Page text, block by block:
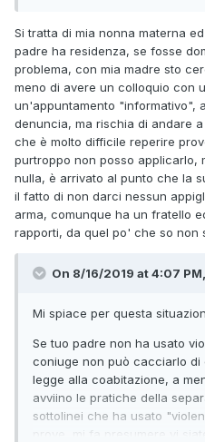
domestica psicologica dai
per avere le prove puoi
quel che lui fa e dice che
cacciarlo di casa.
tuo padre non ha parenti da
?
Forse si potrebbe anche
TSOhttps://
bligatorioper farlo calmare
parlare col vostro medico di
Si tratta di mia nonna materna
padre ha residenza, se fosse
problema, con mia madre sto
meno di avere un colloquio con
un'appuntamento "informativo",
denuncia, ma rischia di andare
che è molto difficile reperire
purtroppo non posso applicarlo,
nulla, è arrivato al punto che la
il fatto di non darci nessun
arma, comunque ha un fratello
rapporti, da quel po' che so non
On 8/16/2019 at 4:07
Mi spiace per questa
Se tuo padre non ha usato
coniuge non può cacciarlo
legge alla coabitazione, a
avviino le pratiche della
sottolinei che ha usato
prove, mi fa presumere vi